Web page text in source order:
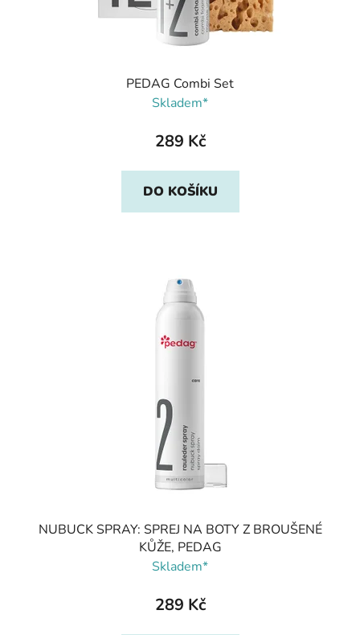
PEDAG Combi Set
Skladem*
289 Kč
DO KOŠÍKU
NUBUCK SPRAY: SPREJ NA BOTY Z BROUŠENÉ
KŮŽE, PEDAG
Skladem*
289 Kč